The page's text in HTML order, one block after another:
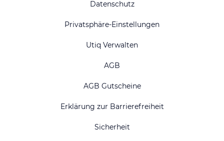
Datenschutz
Privatsphäre-Einstellungen
Utiq Verwalten
AGB
AGB Gutscheine
Erklärung zur Barrierefreiheit
Sicherheit